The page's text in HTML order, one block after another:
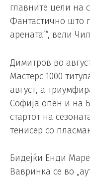
главните цели на
Фантастично што
арената’“, вели
Димитров во
Мастерс 1000
август, а
Софија опен и на
стартот на
тенисер со
Бидејќи Енди
Вавринка се во